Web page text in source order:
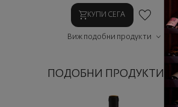
КУПИ СЕГА
Виж подобни продукти
ПОДОБНИ ПРОДУКТИ